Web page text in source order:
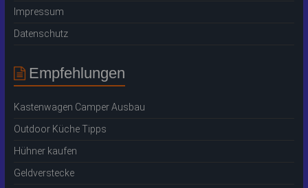
Impressum
Datenschutz
Empfehlungen
Kastenwagen Camper Ausbau
Outdoor Küche Tipps
Hühner kaufen
Geldverstecke